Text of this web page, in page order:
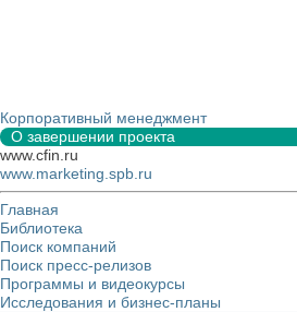
Корпоративный менеджмент
О завершении проекта
www.cfin.ru
www.marketing.spb.ru
Главная
Библиотека
Поиск компаний
Поиск пресс-релизов
Программы и видеокурсы
Исследования и бизнес-планы